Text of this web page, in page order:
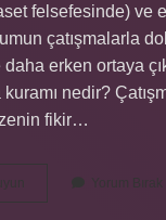
felsefesinde) ve
çatışmalarla
erken ortaya
kuramı nedir?
fikir…
Çatışma
Yorum Bırak